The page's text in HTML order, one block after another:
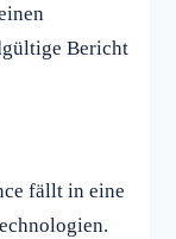
Bericht
fällt in eine